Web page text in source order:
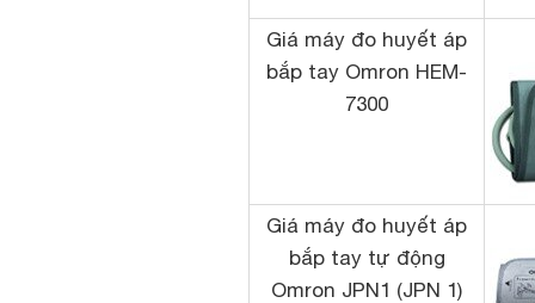
Giá máy đo huyết áp
bắp tay Omron HEM-
7300
Giá máy đo huyết áp
bắp tay tự động
Omron JPN1 (JPN 1)